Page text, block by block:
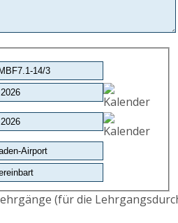
(für die